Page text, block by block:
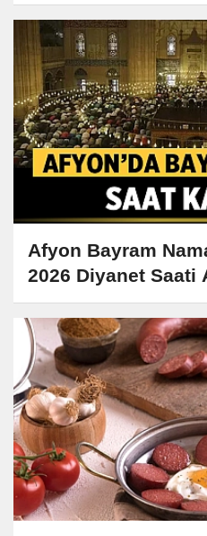
Afyon Bayram
2026 Diyanet Saati